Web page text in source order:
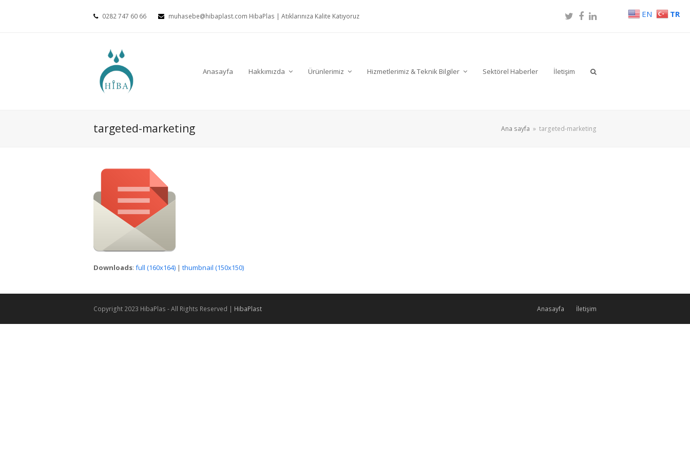
0282 747 60 66 muhasebe@hibaplast.com HibaPlas | Atıklarınıza Kalite Katıyoruz Twitter
Facebook
LinkedIn
Anasayfa Hakkımızda Ürünlerimiz Hizmetlerimiz & Teknik Bilgiler Sektörel Haberler İletişim
targeted-marketing Ana sayfa » targeted-marketing
Downloads: full (160x164) | thumbnail (150x150)
Copyright 2023 HibaPlas - All Rights Reserved | HibaPlast Anasayfa İletişim
EN TR